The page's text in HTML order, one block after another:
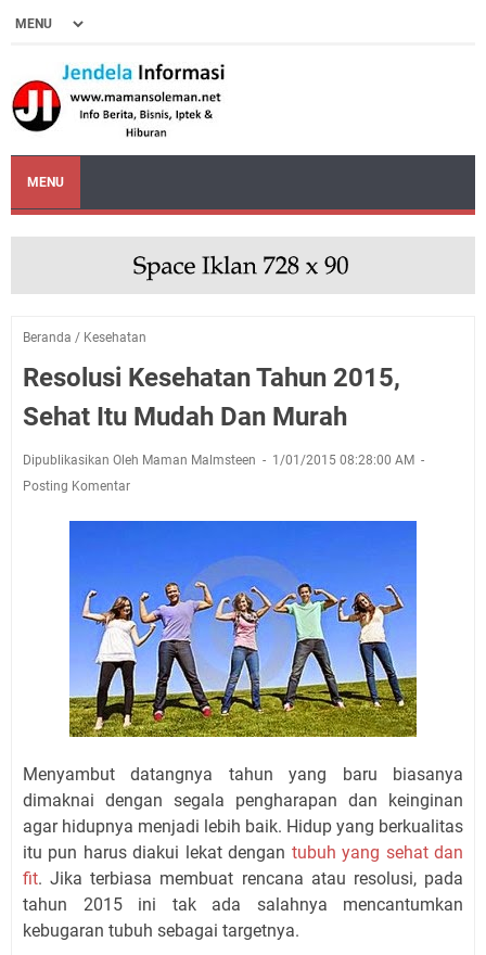
MENU
Beranda / Kesehatan
Resolusi Kesehatan Tahun 2015,
Sehat Itu Mudah Dan Murah
Dipublikasikan Oleh Maman Malmsteen
1/01/2015 08:28:00 AM
Posting Komentar
Menyambut datangnya tahun yang baru biasanya
dimaknai dengan segala pengharapan dan keinginan
agar hidupnya menjadi lebih baik. Hidup yang berkualitas
itu pun harus diakui lekat dengan tubuh yang sehat dan
fit. Jika terbiasa membuat rencana atau resolusi, pada
tahun 2015 ini tak ada salahnya mencantumkan
kebugaran tubuh sebagai targetnya.